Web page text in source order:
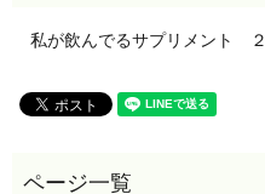
私が飲んでるサプリメント ２